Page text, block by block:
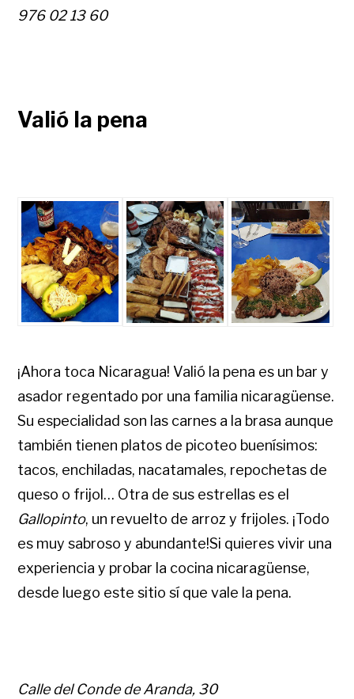
976 02 13 60
Valió la pena
¡Ahora toca Nicaragua! Valió la pena es un bar y
asador regentado por una familia nicaragüense.
Su especialidad son las carnes a la brasa aunque
también tienen platos de picoteo buenísimos:
tacos, enchiladas, nacatamales, repochetas de
queso o frijol… Otra de sus estrellas es el
Gallopinto, un revuelto de arroz y frijoles. ¡Todo
es muy sabroso y abundante!Si quieres vivir una
experiencia y probar la cocina nicaragüense,
desde luego este sitio sí que vale la pena.
Calle del Conde de Aranda, 30